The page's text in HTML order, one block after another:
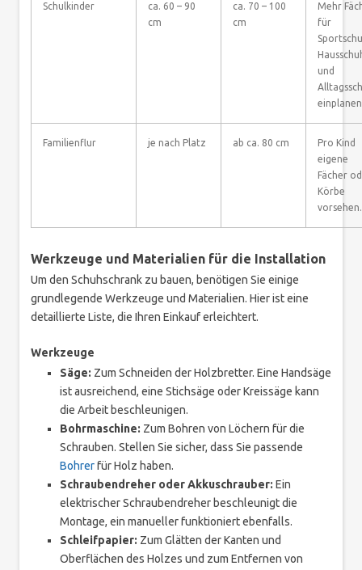
Schulkinder
ca. 60 – 90
cm
ca. 70 – 100
cm
Mehr
für
und
Familienflur je nach Platz ab ca. 80 cm
Pro Kind
eigene
Fächer
Körbe
vorsehen.
Werkzeuge und Materialien für die Installation
Um den Schuhschrank zu bauen, benötigen Sie einige
grundlegende Werkzeuge und Materialien. Hier ist eine
detaillierte Liste, die Ihren Einkauf erleichtert.
Werkzeuge
Säge: Zum Schneiden der Holzbretter. Eine Handsäge
ist ausreichend, eine Stichsäge oder Kreissäge kann
die Arbeit beschleunigen.
Bohrmaschine: Zum Bohren von Löchern für die
Schrauben. Stellen Sie sicher, dass Sie passende
Bohrerfür Holz haben.
Schraubendreher oder Akkuschrauber: Ein
elektrischer Schraubendreher beschleunigt die
Montage, ein manueller funktioniert ebenfalls.
Schleifpapier: Zum Glätten der Kanten und
Oberflächen des Holzes und zum Entfernen von